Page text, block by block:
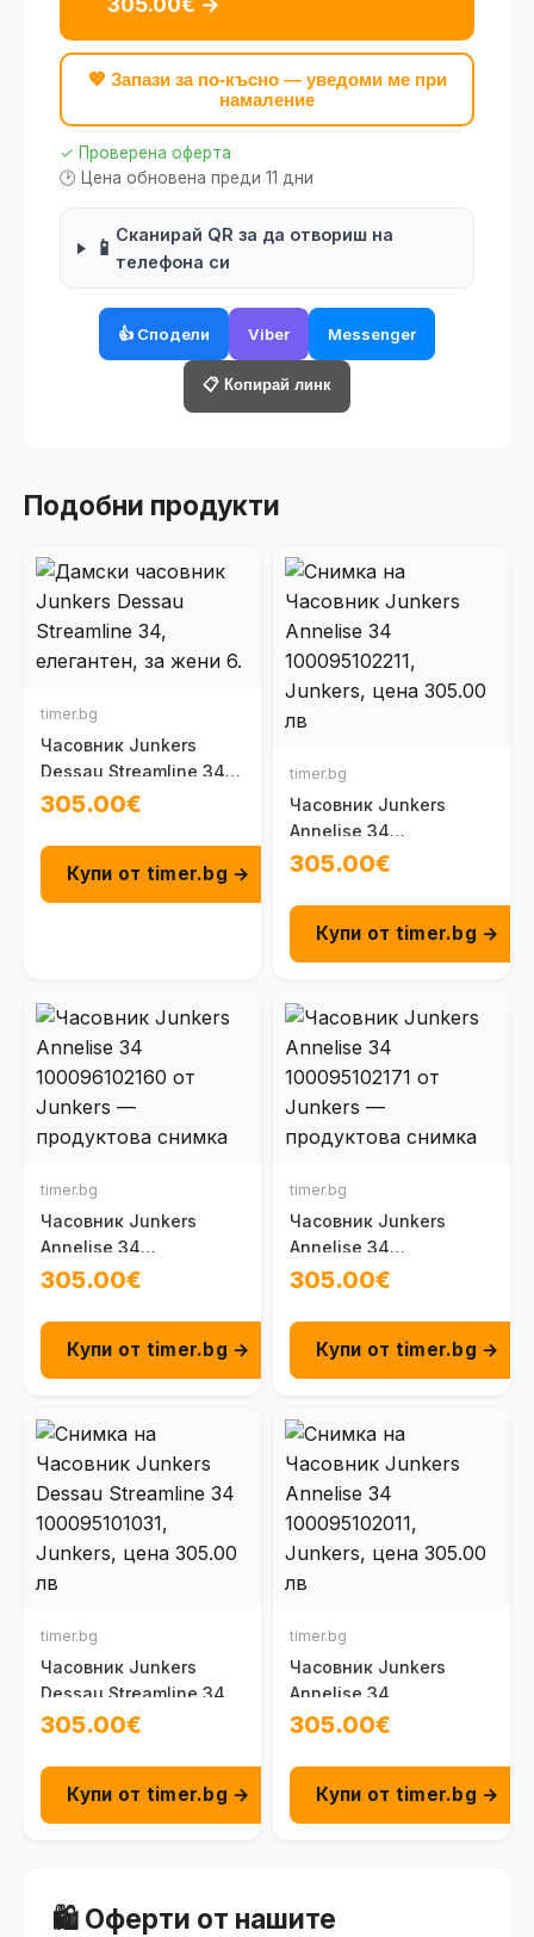
💖 Запази за по-късно — уведоми ме при
намаление
✓ Проверена оферта
🕑 Цена обновена преди 11 дни
📱
Сканирай QR за да отвориш на
телефона си
👍 Сподели Viber Messenger
📋 Копирай линк
Подобни продукти
timer.bg
Часовник Junkers
Dessau Streamline 34
100096201031
305.00€
Купи от timer.bg →
timer.bg
Часовник Junkers
Annelise 34
100095102211
305.00€
Купи от timer.bg →
timer.bg
Часовник Junkers
Annelise 34
100096102160
305.00€
Купи от timer.bg →
timer.bg
Часовник Junkers
Annelise 34
100095102171
305.00€
Купи от timer.bg →
timer.bg
Часовник Junkers
Dessau Streamline 34
100095101031
305.00€
Купи от timer.bg →
timer.bg
Часовник Junkers
Annelise 34
100095102011
305.00€
Купи от timer.bg →
🛍️ Оферти от нашите